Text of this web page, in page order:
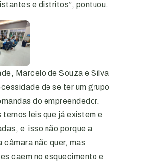
e distritos”, pontuou.
Marcelo de Souza e Silva
de se ter um grupo
do empreendedor.
temos leis que já existem e
e isso não porque a
câmara não quer, mas
caem no esquecimento e